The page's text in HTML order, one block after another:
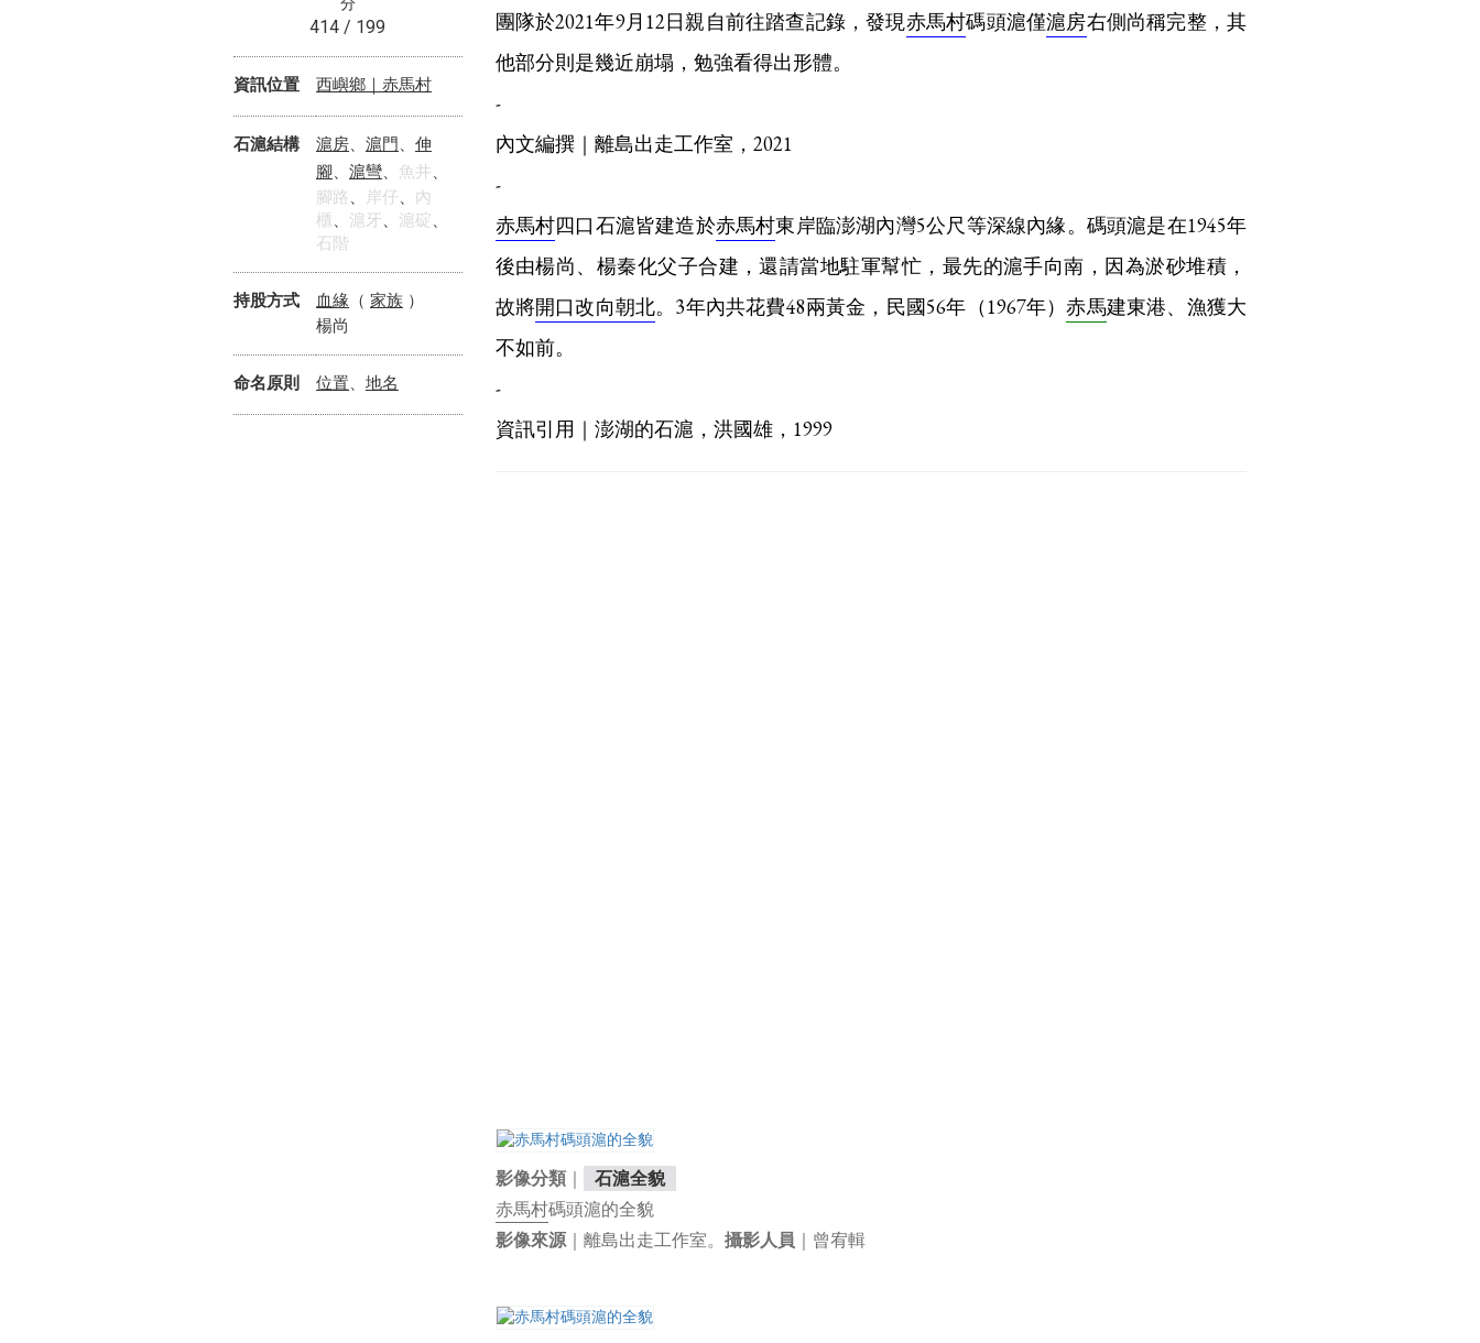
分
414 / 199
資訊位置 西嶼鄉｜赤馬村
石滬結構 滬房、 滬門 、 伸
腳、 滬彎、 魚井、
腳路 、 岸仔、 內
櫃 、 滬牙、 滬碇、
石階
持股方式 血緣 （ 家族 ）
楊尚
命名原則 位置、 地名
團隊於2021年9月12日親自前往踏查記錄，發現赤馬村碼頭滬僅滬房右側尚稱完整，其
他部分則是幾近崩塌，勉強看得出形體。
-
內文編撰｜離島出走工作室，2021
-
赤馬村四口石滬皆建造於赤馬村東岸臨澎湖內灣5公尺等深線內緣。碼頭滬是在1945年
後由楊尚、楊秦化父子合建，還請當地駐軍幫忙，最先的滬手向南，因為淤砂堆積，
故將開口改向朝北。3年內共花費48兩黃金，民國56年（1967年）赤馬建東港、漁獲大
不如前。
-
資訊引用｜澎湖的石滬，洪國雄，1999
影像分類｜ 石滬全貌
赤馬村碼頭滬的全貌
影像來源｜離島出走工作室。 攝影人員｜曾宥輯